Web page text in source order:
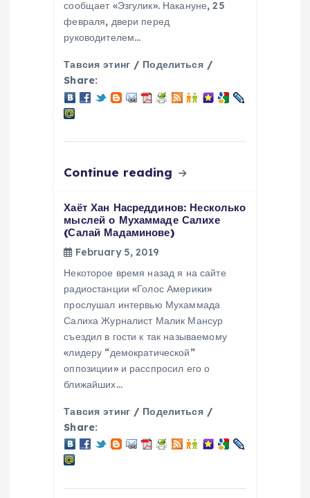
сообщает «Эзгулик». Накануне, 25
февраля, двери перед
руководителем…
Тавсия этинг / Поделиться /
Share:
Continue reading
Хаёт Хан Насреддинов: Несколько
мыслей о Мухаммаде Салихе
(Салай Мадаминове)
February 5, 2019
Некоторое время назад я на сайте
радиостанции «Голос Америки»
прослушал интервью Мухаммада
Салиха Журналист Малик Мансур
съездил в гости к так называемому
«лидеру “демократической”
оппозиции» и расспросил его о
ближайших…
Тавсия этинг / Поделиться /
Share: